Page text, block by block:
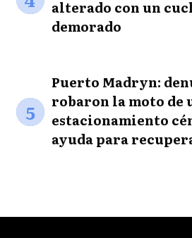
alterado con un
demorado
5
Puerto Madryn:
robaron la moto de
estacionamiento
ayuda para